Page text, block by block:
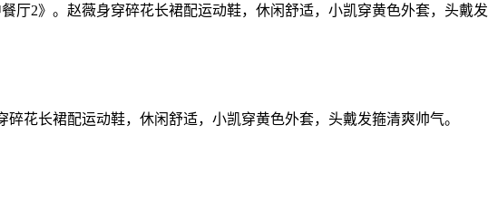
厅2》。赵薇身穿碎花长裙配运动鞋，休闲舒适，小凯穿黄色外套，头戴
花长裙配运动鞋，休闲舒适，小凯穿黄色外套，头戴发箍清爽帅气。